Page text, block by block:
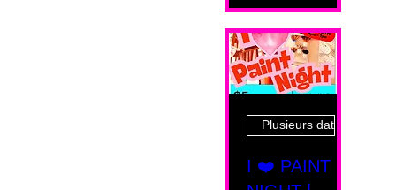
Plusieurs dates
I ❤️ PAINT